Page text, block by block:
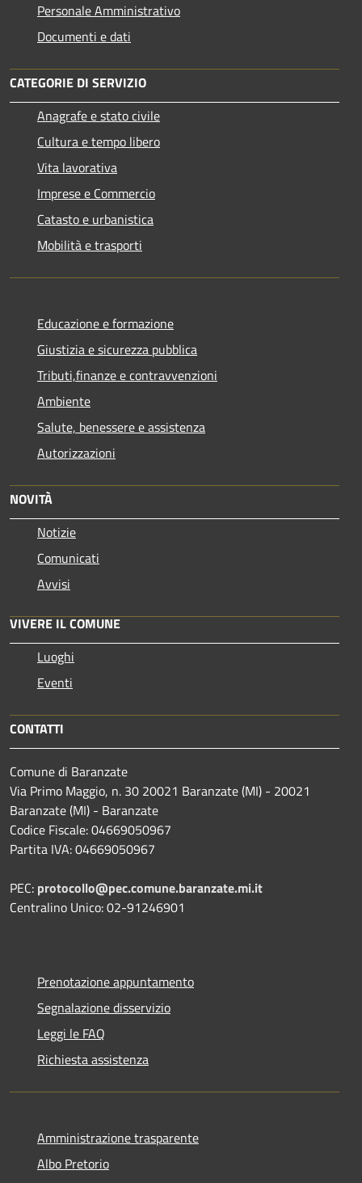
Personale Amministrativo
Documenti e dati
CATEGORIE DI SERVIZIO
Anagrafe e stato civile
Cultura e tempo libero
Vita lavorativa
Imprese e Commercio
Catasto e urbanistica
Mobilità e trasporti
Educazione e formazione
Giustizia e sicurezza pubblica
Tributi,finanze e contravvenzioni
Ambiente
Salute, benessere e assistenza
Autorizzazioni
NOVITÀ
Notizie
Comunicati
Avvisi
VIVERE IL COMUNE
Luoghi
Eventi
CONTATTI
Comune di Baranzate
Via Primo Maggio, n. 30 20021 Baranzate (MI) - 20021
Baranzate (MI) - Baranzate
Codice Fiscale: 04669050967
Partita IVA: 04669050967
PEC: protocollo@pec.comune.baranzate.mi.it
Centralino Unico: 02-91246901
Prenotazione appuntamento
Segnalazione disservizio
Leggi le FAQ
Richiesta assistenza
Amministrazione trasparente
Albo Pretorio